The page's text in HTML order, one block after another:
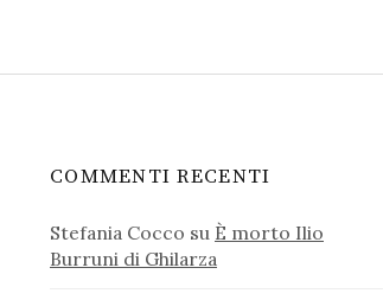
COMMENTI RECENTI
Stefania Cocco su È morto Ilio
Burruni di Ghilarza